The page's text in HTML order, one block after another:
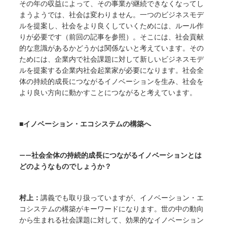
その年の収益によって、その事業が継続できなくなってし
まうようでは、社会は変わりません。一つのビジネスモデ
ルを提案し、社会をより良くしていくためには、ルール作
りが必要です（前回の記事を参照）。そこには、社会貢献
的な意識があるかどうかは関係ないと考えています。その
ためには、企業内で社会課題に対して新しいビジネスモデ
ルを提案する企業内社会起業家が必要になります。社会全
体の持続的成長につながるイノベーションを生み、社会を
より良い方向に動かすことにつながると考えています。
■イノベーション・エコシステムの構築へ
——社会全体の持続的成長につながるイノベーションとは
どのようなものでしょうか？
村上：講義でも取り扱っていますが、イノベーション・エ
コシステムの構築がキーワードになります。世の中の動向
から生まれる社会課題に対して、効果的なイノベーション